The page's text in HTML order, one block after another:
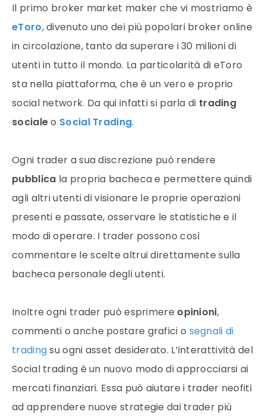
Il primo broker market maker che vi mostriamo è
eToro, divenuto uno dei più popolari broker online
in circolazione, tanto da superare i 30 milioni di
utenti in tutto il mondo. La particolarità di eToro
sta nella piattaforma, che è un vero e proprio
social network. Da qui infatti si parla di trading
socialeo Social Trading.
Ogni trader a sua discrezione può rendere
pubblica la propria bacheca e permettere quindi
agli altri utenti di visionare le proprie operazioni
presenti e passate, osservare le statistiche e il
modo di operare. I trader possono così
commentare le scelte altrui direttamente sulla
bacheca personale degli utenti.
Inoltre ogni trader può esprimere opinioni,
commenti o anche postare grafici o segnali di
tradingsu ogni asset desiderato. L’interattività del
Social trading è un nuovo modo di approcciarsi ai
mercati finanziari. Essa può aiutare i trader neofiti
ad apprendere nuove strategie dai trader più